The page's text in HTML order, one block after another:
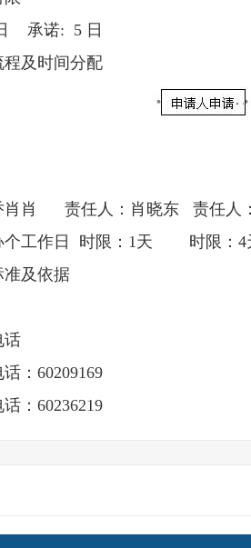
承诺: 5 日
及时间分配
肖肖 责任人：肖晓东 责
个工作日 时限：1天 时限：
准及依据
话
：60209169
：60236219